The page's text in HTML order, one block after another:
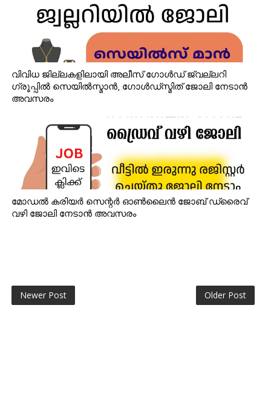
വിവിധ ജില്ലകളിലായി അലീസ് ഗോൾഡ് ജ്വല്ലറി
ഗ്രൂപ്പിൽ സെയിൽസ്മാൻ, ഗോൾഡ്‌സ്മിത് ജോലി നേടാൻ
അവസരം
മോഡൽ കരിയർ സെന്റർ ഓൺലൈൻ ജോബ് ഡ്രൈവ്
വഴി ജോലി നേടാൻ അവസരം
Newer Post Older Post